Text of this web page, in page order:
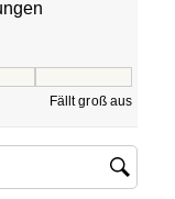
Fällt groß aus